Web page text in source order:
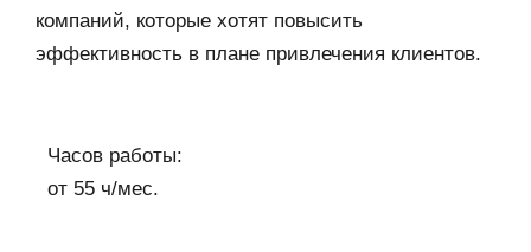
компаний, которые хотят повысить
эффективность в плане привлечения клиентов.
Часов работы:
от 55 ч/мес.​